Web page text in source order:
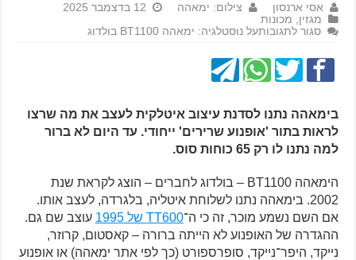
אסי ארנסון צילום: ימאהה
12 בדצמבר 2025
מגזין
מכונות
סגור לתגובותעל נוסטלגיה: ימאהה BT1100 בולדוג
בימאהה נתנו לסדנת עיצוב איטלקית לעצב את מה שרצו
לראות בתור 'אופנוע שרירים' ייחודי. עד היום לא ברור
למה נתנו לו רק 65 כוחות סוס.
הימאהה BT1100 – בולדוג לחברים – הוצג לקראת שנת
2002. בימאהה נתנו לשלוחת איטליה, בלגרדה, לעצב אותו.
אם השם נשמע מוכר, זה כי ה־TT600 של 1995
עוצב שם גם.
ההגדרה של האופנוע לא הייתה ברורה – קאסטום, קרוזר,
נייקד, היפר־נייקד, סופרספורט (כך לפי אתר ימאהה) או אופנוע